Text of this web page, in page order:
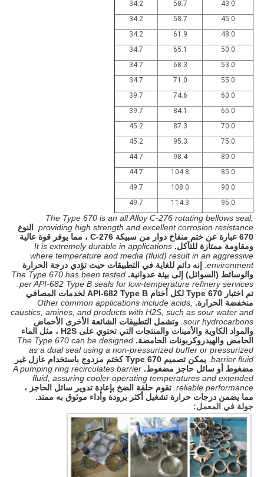
43.0
58.7
34.2
45.0
58.7
34.2
48.0
61.9
34.2
50.0
65.1
34.7
53.0
68.3
34.7
55.0
71.0
34.7
60.0
74.6
39.7
65.0
84.1
39.7
70.0
87.3
45.2
75.0
95.3
45.2
80.0
98.4
44.7
85.0
104.8
44.7
90.0
108.0
49.7
95.0
114.3
49.7
The Type 670 is an all Alloy C-276 rotating bellows seal,
providing high strength and excellent corrosion resistance.
النوع
670 عبارة عن ختم منفاخ دوار من سبيكة C-276 ، مما يوفر قوة عالية
ومقاومة ممتازة للتآكل. It is extremely durable in applications
where temperature and media (fluid) result in an aggressive
environment.
إنه دائم للغاية في التطبيقات حيث تؤدي درجة الحرارة
والوسائط (السوائل) إلى بيئة عدوانية. The Type 670 has been tested
per API-682 Type B seals for low-temperature refinery services.
تم اختبار Type 670 لكل أختام API-682 Type B لخدمات المصافي
منخفضة الحرارة. Other common applications include acids,
caustics, amines, and products with H2S, such as sour water and
sour hydrocarbons. وتشمل التطبيقات الشائعة الأخرى الأحماض
والمواد الكاوية والأمينات والمنتجات التي تحتوي على H2S ، مثل الماء
الحامض والهيدروكربونات الحامضة. The Type 670 can be designed
as a dual seal using a non-pressurized buffer or pressurized
barrier fluid.
يمكن تصميم Type 670 كختم مزدوج باستخدام عازل غير
مضغوط أو سائل حاجز مضغوط. A pumping ring recirculates barrier
fluid, assuring cooler operating temperatures and extended
reliable performance. تقوم حلقة الضخ بإعادة تدوير سائل الحاجز ،
مما يضمن درجات حرارة تشغيل أكثر برودة وأداء موثوق به ممتد.
جولة في المعمل: